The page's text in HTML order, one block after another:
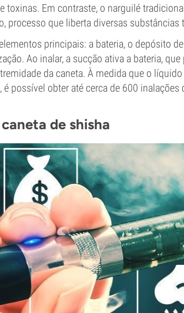
toxinas. Em contraste, o narguilé
processo que liberta diversas substâncias
principais: a bateria, o depósito
Ao inalar, a sucção ativa a bateria,
da caneta. À medida que o
possível obter até cerca de 600
de shisha